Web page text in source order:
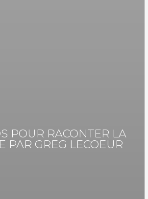
POUR RACONTER LA
PAR GREG LECOEUR